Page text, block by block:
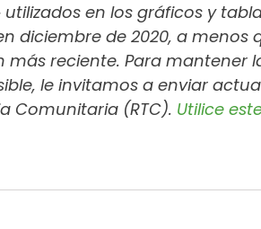
utilizados en los gráficos y
diciembre de 2020, a
reciente. Para mantener
le invitamos a enviar
Comunitaria (RTC). Utilice